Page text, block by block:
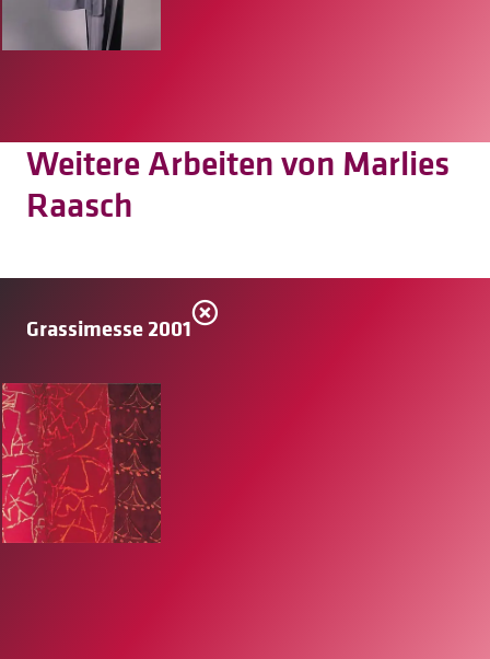
Weitere Arbeiten von Marlies
Raasch
Grassimesse 2001